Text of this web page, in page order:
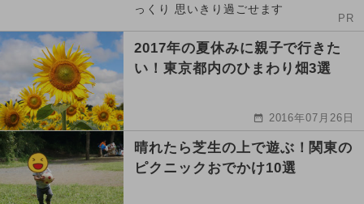
っくり 思いきり過ごせます
PR
2017年の夏休みに親子で行きた
い！東京都内のひまわり畑3選
2016年07月26日
晴れたら芝生の上で遊ぶ！関東の
ピクニックおでかけ10選